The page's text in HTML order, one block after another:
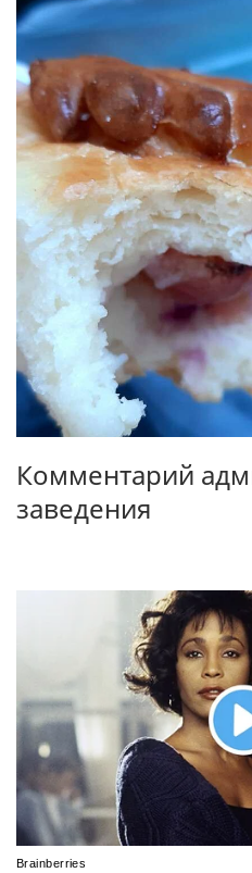
Комментарий
заведения